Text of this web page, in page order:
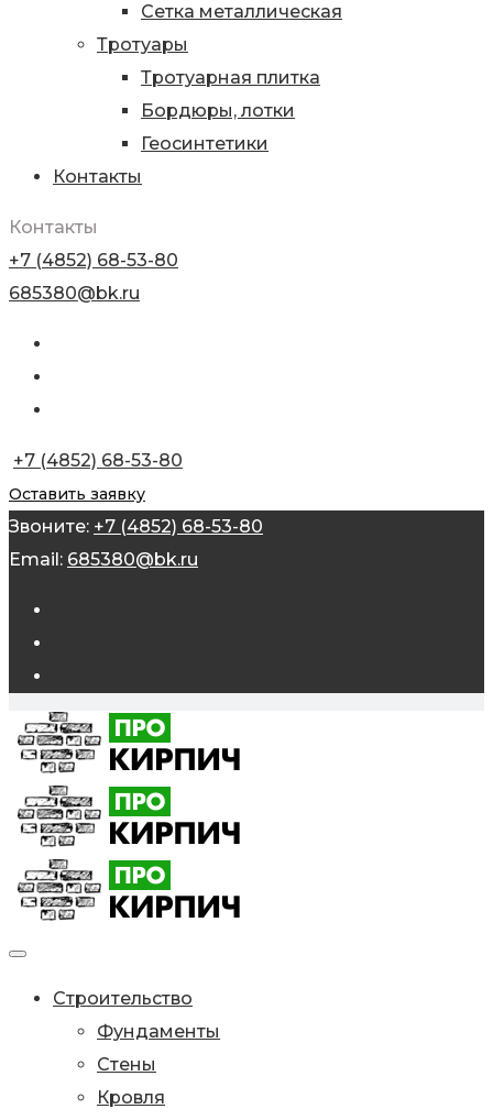
Сетка металлическая
Тротуары
Тротуарная плитка
Бордюры, лотки
Геосинтетики
Контакты
Контакты
+7 (4852) 68-53-80
685380@bk.ru
+7 (4852) 68-53-80
Оставить заявку
Звоните: +7 (4852) 68-53-80
Email: 685380@bk.ru
Строительство
Фундаменты
Стены
Кровля